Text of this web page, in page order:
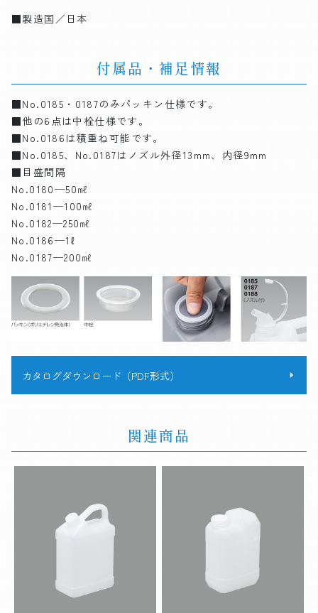
■製造国／日本
付属品・補足情報
■No.0185・0187のみパッキン仕様です。
■他の6点は中栓仕様です。
■No.0186は積重ね可能です。
■No.0185、No.0187はノズル外径13mm、内径9mm
■目盛間隔
No.0180─50㎖
No.0181─100㎖
No.0182─250㎖
No.0186─1ℓ
No.0187─200㎖
カタログダウンロード（PDF形式）
関連商品